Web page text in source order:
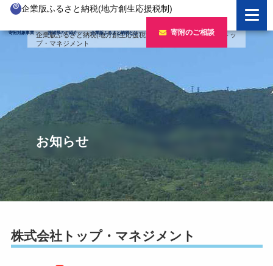
企業版ふるさと納税(地方創生応援税制)
寄附対象事業 茨城県のご紹介 企業版ふるさと納税とは 寄附のご相談
企業版ふるさと納税とは
制度の概要
企業版ふるさと納税(人材派遣型)
寄附をいただいた企業様
寄附対象事業のご紹介
新しい豊かさを推進する事業
新しい安心安全を推進する事業
新しい人財育成を推進する事業
新しい夢・希望を推進する事業
事業検索フォーム
茨城県のご紹介
茨城のポテンシャル
「新しい茨城」への4つのチャレンジ
寄附をいただいた企業様
令和7年度寄附企業一覧
令和6年度寄附企業一覧
令和5年度寄附企業一覧
令和4年度寄附企業一覧
企業版ふるさと納税(地方創生応援税制) >寄附企業>株式会社トッ
プ・マネジメント
お知らせ
株式会社トップ・マネジメント